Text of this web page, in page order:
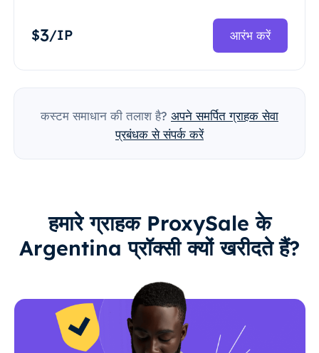
$3/IP आरंभ करें
कस्टम समाधान की तलाश है? अपने समर्पित ग्राहक सेवा
प्रबंधक से संपर्क करें
हमारे ग्राहक ProxySale के
Argentina प्रॉक्सी क्यों खरीदते हैं?